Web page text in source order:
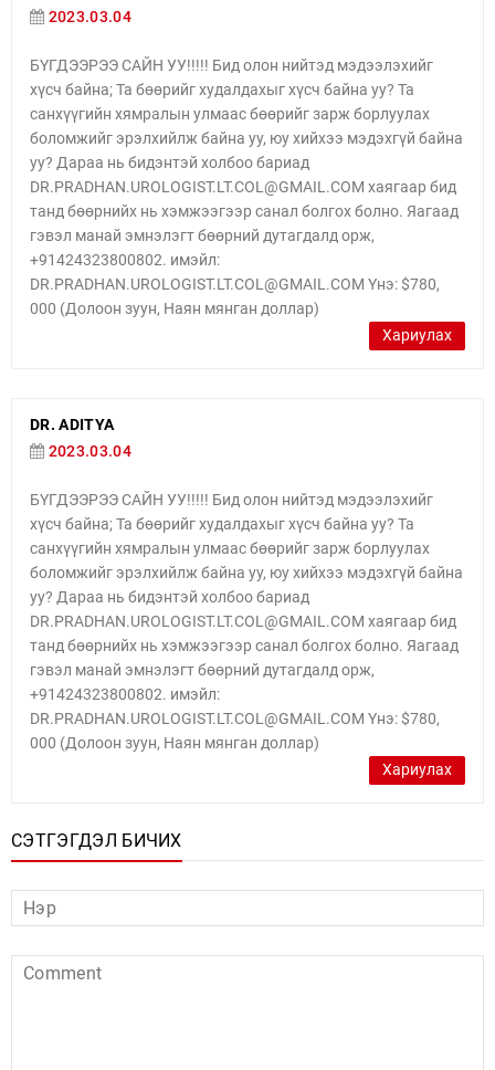
2023.03.04
БҮГДЭЭРЭЭ САЙН УУ!!!!! Бид олон нийтэд мэдээлэхийг
хүсч байна; Та бөөрийг худалдахыг хүсч байна уу? Та
санхүүгийн хямралын улмаас бөөрийг зарж борлуулах
боломжийг эрэлхийлж байна уу, юу хийхээ мэдэхгүй байна
уу? Дараа нь бидэнтэй холбоо бариад
DR.PRADHAN.UROLOGIST.LT.COL@GMAIL.COM хаягаар бид
танд бөөрнийх нь хэмжээгээр санал болгох болно. Яагаад
гэвэл манай эмнэлэгт бөөрний дутагдалд орж,
+91424323800802. имэйл:
DR.PRADHAN.UROLOGIST.LT.COL@GMAIL.COM Yнэ: $780,
000 (Долоон зуун, Наян мянган доллар)
Хариулах
DR. ADITYA
2023.03.04
БҮГДЭЭРЭЭ САЙН УУ!!!!! Бид олон нийтэд мэдээлэхийг
хүсч байна; Та бөөрийг худалдахыг хүсч байна уу? Та
санхүүгийн хямралын улмаас бөөрийг зарж борлуулах
боломжийг эрэлхийлж байна уу, юу хийхээ мэдэхгүй байна
уу? Дараа нь бидэнтэй холбоо бариад
DR.PRADHAN.UROLOGIST.LT.COL@GMAIL.COM хаягаар бид
танд бөөрнийх нь хэмжээгээр санал болгох болно. Яагаад
гэвэл манай эмнэлэгт бөөрний дутагдалд орж,
+91424323800802. имэйл:
DR.PRADHAN.UROLOGIST.LT.COL@GMAIL.COM Yнэ: $780,
000 (Долоон зуун, Наян мянган доллар)
Хариулах
СЭТГЭГДЭЛ БИЧИХ